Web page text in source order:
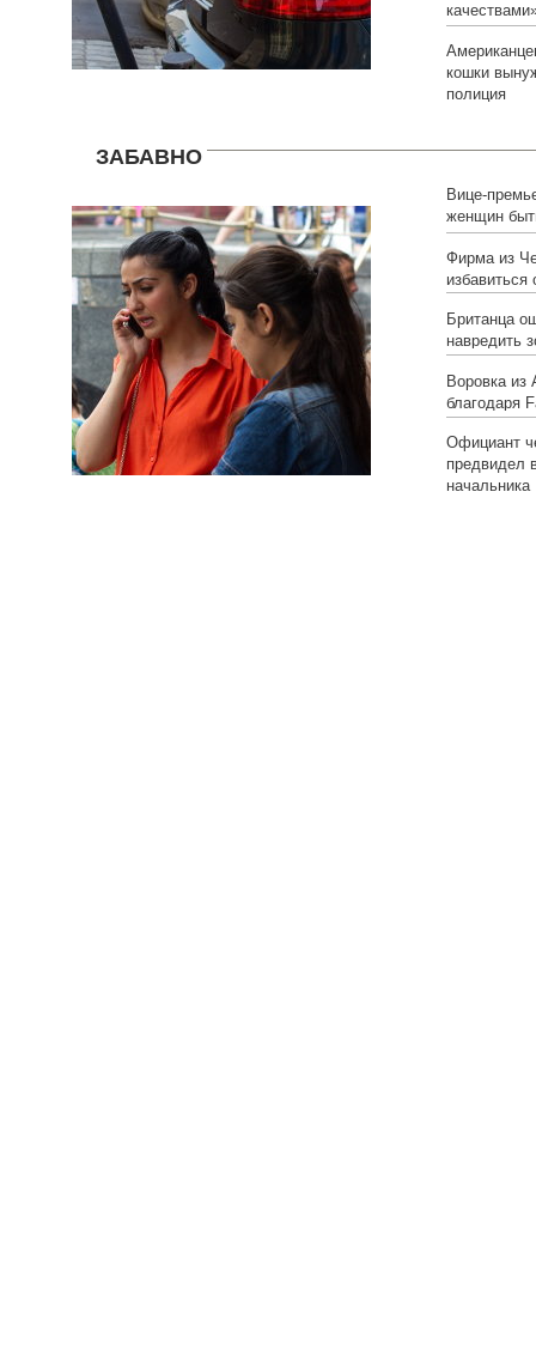
кошки
полиция
ЗАБАВНО
Вице-
женщин
Фирма из
избавиться
Британца
навредить
Воровка из
благодаря
Официант
предвидел
начальника